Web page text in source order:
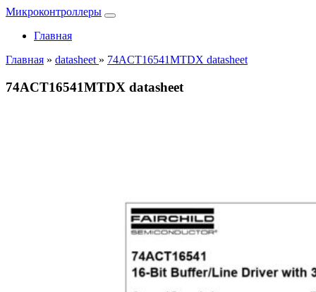
Микроконтроллеры
Главная
Главная » datasheet » 74ACT16541MTDX datasheet
74ACT16541MTDX datasheet